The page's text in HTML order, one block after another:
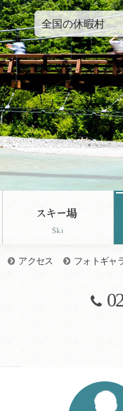
全国の休暇村
アクセス フォトギャ